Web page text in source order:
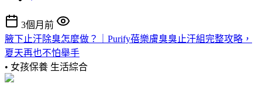
3個月前
腋下止汗除臭怎麼做？｜Purify蓓樂膚臭臭止汗組完整攻略，
夏天再也不怕舉手
• 女孩保養 生活綜合